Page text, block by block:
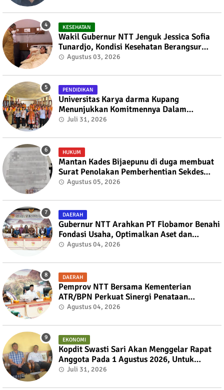
KESEHATAN
Wakil Gubernur NTT Jenguk Jessica Sofia
Tunardjo, Kondisi Kesehatan Berangsur
Membaik
Agustus 03, 2026
PENDIDIKAN
Universitas Karya darma Kupang
Menunjukkan Komitmennya Dalam
Mendukung Pembangunan Masyarakat
Juli 31, 2026
HUKUM
Mantan Kades Bijaepunu di duga membuat
Surat Penolakan Pemberhentian Sekdes
kepada Bupati TTS
Agustus 05, 2026
DAERAH
Gubernur NTT Arahkan PT Flobamor Benahi
Fondasi Usaha, Optimalkan Aset dan
Ekspansi Bisnis
Agustus 04, 2026
DAERAH
Pemprov NTT Bersama Kementerian
ATR/BPN Perkuat Sinergi Penataan
Pertanahan dan Tata Ruang
Agustus 04, 2026
EKONOMI
Kopdit Swasti Sari Akan Menggelar Rapat
Anggota Pada 1 Agustus 2026, Untuk
Mengembalikan Kedaulatan Anggota
Juli 31, 2026